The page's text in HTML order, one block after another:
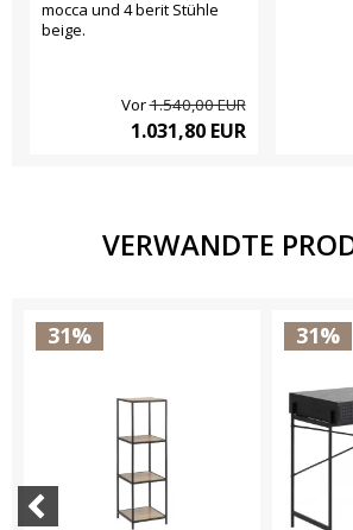
mocca und 4 berit Stühle
beige.
Vor1.540,00 EUR
1.031,80 EUR
VERWANDTE
31% 31%